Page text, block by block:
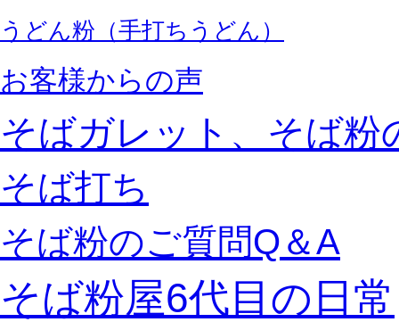
うどん粉（手打ちうどん）
お客様からの声
そばガレット、そば粉
そば打ち
そば粉のご質問Q＆A
そば粉屋6代目の日常